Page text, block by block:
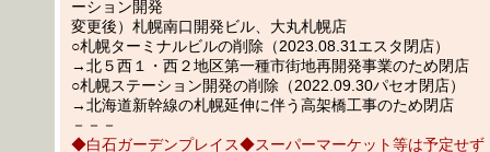
ーション開発
変更後）札幌南口開発ビル、大丸札幌店
○札幌ターミナルビルの削除（2023.08.31エスタ閉店）
→北５西１・西２地区第一種市街地再開発事業のため閉店
○札幌ステーション開発の削除（2022.09.30パセオ閉店）
→北海道新幹線の札幌延伸に伴う高架橋工事のため閉店
－－－
◆白石ガーデンプレイス◆スーパーマーケット等は予定せず